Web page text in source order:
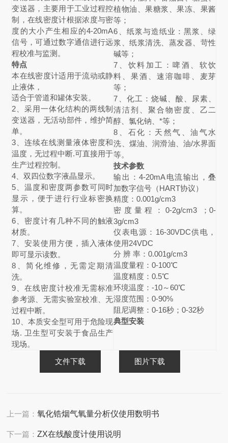
变送器，主要用于工业过程控
制，在线密度计根据浓度与密
度的大小产生相应的4-20mA
信号，可通过数字通信进行远
程校准与监测。
特点
本在线密度计适用于流动或静
止液体，
适合于管道和罐体安装。
2、采用一体化结构的两线制
变送器，无活动部件，维护简
单。
3、连续在线测量液体密度和
温度，无过程中断.可直接用于
生产过程控制。
4、双四位数字液晶显示。
5、温度和密度两参数可同时
显示，便于进行行业标密换
算。
6、密度计有几种不同的触液
材质。
7、安装使用方便，插入液体
即可显示读数。
8、简化维修，无需定期清
洗。
9、在线密度计校准无需标准
参考源、无需实验室校准、无
过程中断。
10、本质安全型可用于危险现
场. 卫生型可安装于食品生产
现场。
植物油、果糖浆、果冻、果酱
等；
6、纸浆与造纸业：黑浆、绿
浆、纸浆清洗、蒸发器、苛性
碱等；
7、饮料加工：啤酒、软饮
料、果酒、速溶咖啡、麦芽
等；
7、化工：烧碱、酸、尿素、
清洁剂、聚合物密度、乙二
醇、氯化钠、*等；
8、石化：天然气、油气水
洗、煤油、润滑油、油/水界面
等。
技术参数
输出：4-20mA电流输出，叠
加数字信号（HART协议）
精度：0.001g/cm3
密度量程：0-2g/cm3 ；0-
3g/cm3
仪表电源：16-30VDC供电，
使用24VDC
分 辨 率：0.001g/cm3
温度量程：0-100℃
温度精度：0.5℃
环境温度：-10～60℃
湿度范围：0-90%
阻尼调整：0-16秒；0-32秒
典型安装
文件下载 图片下载
上一篇：氧化锆烟气氧量分析仪使用数明书
下一篇：ZX在线酸度计使用说明